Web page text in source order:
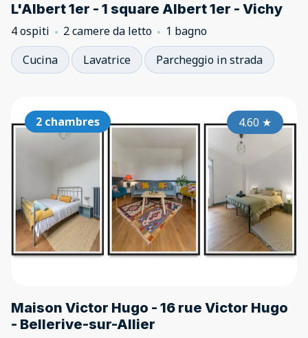
L'Albert 1er - 1 square Albert 1er - Vichy
4 ospiti 2 camere da letto
1 bagno
Cucina
Lavatrice Parcheggio in strada
2 chambres 4.60 ★
Maison Victor Hugo - 16 rue Victor Hugo
- Bellerive-sur-Allier